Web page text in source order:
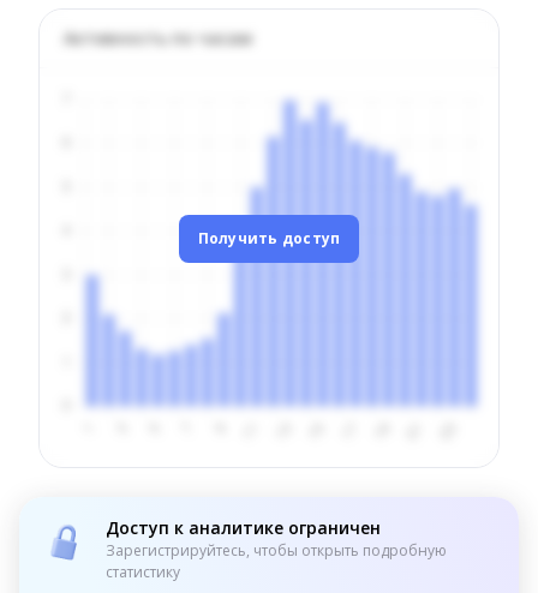
Активность по часам
Получить доступ
Доступ к аналитике ограничен
Зарегистрируйтесь, чтобы открыть подробную
статистику